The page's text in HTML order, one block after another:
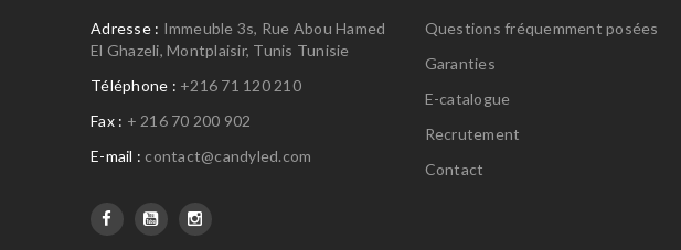
Adresse : Immeuble 3s, Rue Abou Hamed
El Ghazeli, Montplaisir, Tunis Tunisie
Téléphone : +216 71 120 210
Fax : + 216 70 200 902
E-mail : contact@candyled.com
Questions fréquemment posées
Garanties
E-catalogue
Recrutement
Contact